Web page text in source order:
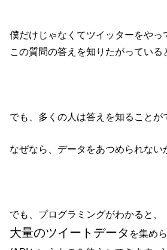
僕だけじゃなくてツイッターをやっ
この質問の答えを知りたがっている
でも、多くの人は答えを知ることが
なぜなら、データをあつめられない
でも、プログラミングがわかると、
大量のツイートデータ を集め